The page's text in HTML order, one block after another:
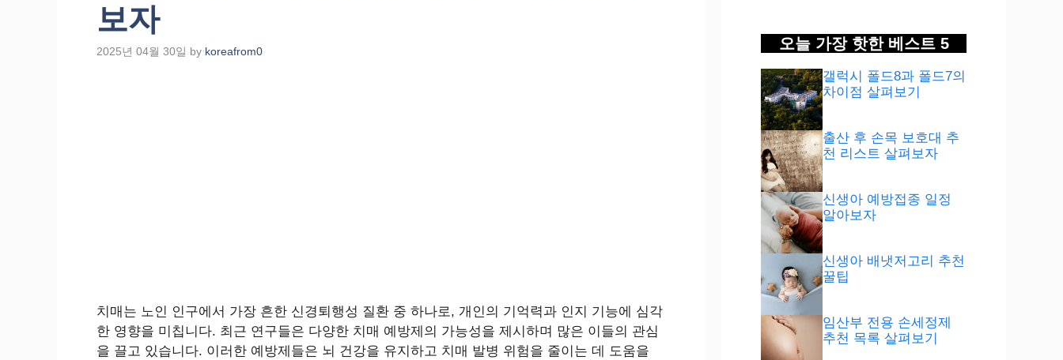
보자
2025년 04월 30일 by koreafrom0
치매는 노인 인구에서 가장 흔한 신경퇴행성 질환 중 하나로, 개인의 기억력과 인지 기능에 심각
한 영향을 미칩니다. 최근 연구들은 다양한 치매 예방제의 가능성을 제시하며 많은 이들의 관심
을 끌고 있습니다. 이러한 예방제들은 뇌 건강을 유지하고 치매 발병 위험을 줄이는 데 도움을
오늘 가장 핫한 베스트 5
갤럭시 폴드8과 폴드7의
차이점 살펴보기
출산 후 손목 보호대 추
천 리스트 살펴보자
신생아 예방접종 일정
알아보자
신생아 배냇저고리 추천
꿀팁
임산부 전용 손세정제
추천 목록 살펴보기